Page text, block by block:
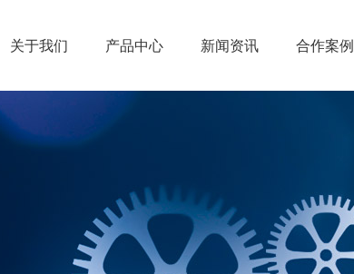
关于我们 产品中心 新闻资讯 合作案例